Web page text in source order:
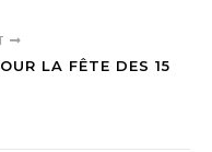
LA FÊTE DES 15